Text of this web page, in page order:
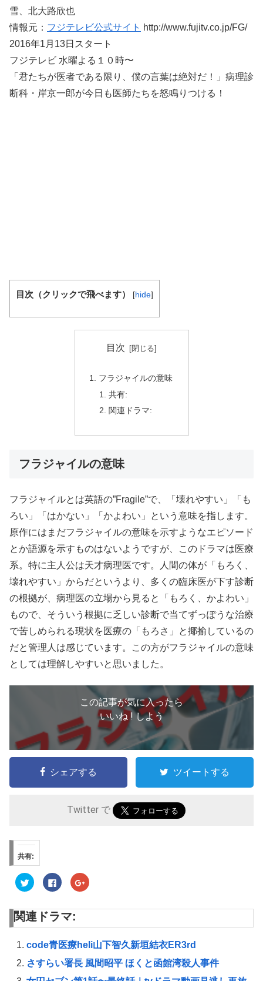
雪、北大路欣也
情報元： フジテレビ公式サイト http://www.fujitv.co.jp/FG/
2016年1月13日スタート
フジテレビ 水曜よる１０時〜
「君たちが医者である限り、僕の言葉は絶対だ！」病理診
断科・岸京一郎が今日も医師たちを怒鳴りつける！
目次（クリックで飛べます） [hide]
目次
フラジャイルの意味
共有:
関連ドラマ:
フラジャイルの意味
フラジャイルとは英語の”Fragile”で、「壊れやすい」「も
ろい」「はかない」「かよわい」という意味を指します。
原作にはまだフラジャイルの意味を示すようなエピソード
とか語源を示すものはないようですが、このドラマは医療
系。特に主人公は天才病理医です。人間の体が「もろく、
壊れやすい」からだというより、多くの臨床医が下す診断
の根拠が、病理医の立場から見ると「もろく、かよわい」
もので、そういう根拠に乏しい診断で当てずっぽうな治療
で苦しめられる現状を医療の「もろさ」と揶揄しているの
だと管理人は感じています。この方がフラジャイルの意味
としては理解しやすいと思いました。
この記事が気に入ったら
いいね ! しよう
シェアする ツイートする
Twitter で
共有:
ク
リ
し
て
T
w
t
t
e
r
共
F
a
b
o
k
共
有
る
は
ク
リ
し
o
g
l
e
+
共
関連ドラマ:
code青医療heli山下智久新垣結衣ER3rd
さすらい署長 風間昭平 ほくと函館湾殺人事件